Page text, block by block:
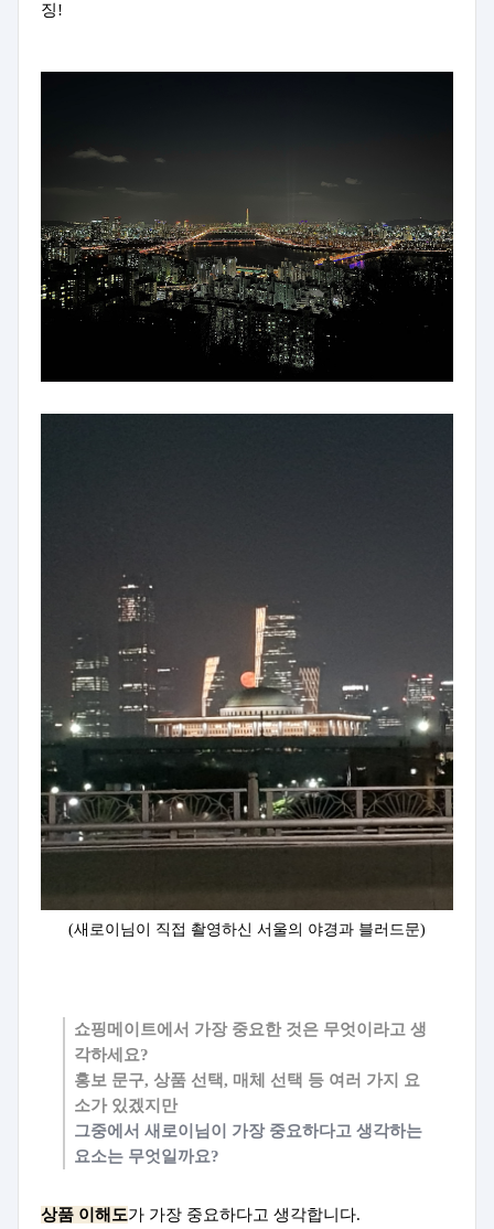
징!
(새로이님이 직접 촬영하신 서울의 야경과 블러드문)
쇼핑메이트에서 가장 중요한 것은 무엇이라고 생
각하세요?
홍보 문구, 상품 선택, 매체 선택 등 여러 가지 요
소가 있겠지만
그중에서 새로이님이 가장 중요하다고 생각하는
요소는 무엇일까요?
상품 이해도가 가장 중요하다고 생각합니다.